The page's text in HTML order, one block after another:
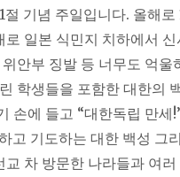
기념 주일입니다. 올해로
일본 식민지 치하에서
안부 징발 등 너무도 억울
학생들을 포함한 대한의
손에 들고 “대한독립 만세
고 기도하는 대한 백성 그
차 방문한 나라들과 여